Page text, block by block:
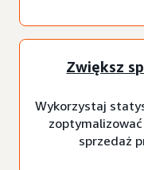
Zwiększ
Wykorzystaj
sprzedaż